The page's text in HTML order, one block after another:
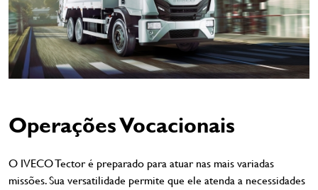
Operações Vocacionais
O IVECO Tector é preparado para atuar nas mais variadas
missões. Sua versatilidade permite que ele atenda a necessidades